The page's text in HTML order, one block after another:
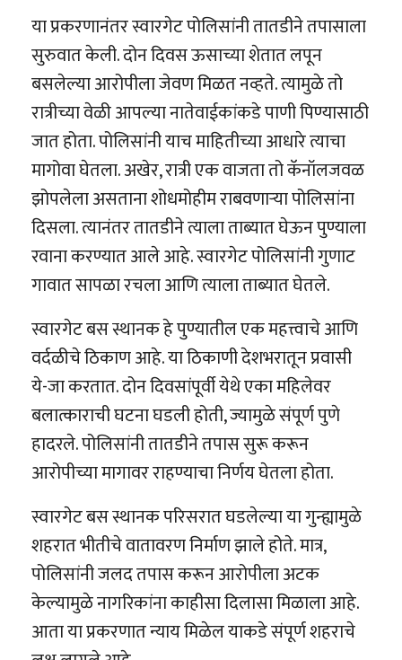
या प्रकरणानंतर स्वारगेट पोलिसांनी तातडीने तपासाला
सुरुवात केली. दोन दिवस ऊसाच्या शेतात लपून
बसलेल्या आरोपीला जेवण मिळत नव्हते. त्यामुळे तो
रात्रीच्या वेळी आपल्या नातेवाईकांकडे पाणी पिण्यासाठी
जात होता. पोलिसांनी याच माहितीच्या आधारे त्याचा
मागोवा घेतला. अखेर, रात्री एक वाजता तो कॅनॉलजवळ
झोपलेला असताना शोधमोहीम राबवणाऱ्या पोलिसांना
दिसला. त्यानंतर तातडीने त्याला ताब्यात घेऊन पुण्याला
रवाना करण्यात आले आहे. स्वारगेट पोलिसांनी गुणाट
गावात सापळा रचला आणि त्याला ताब्यात घेतले.
स्वारगेट बस स्थानक हे पुण्यातील एक महत्त्वाचे आणि
वर्दळीचे ठिकाण आहे. या ठिकाणी देशभरातून प्रवासी
ये-जा करतात. दोन दिवसांपूर्वी येथे एका महिलेवर
बलात्काराची घटना घडली होती, ज्यामुळे संपूर्ण पुणे
हादरले. पोलिसांनी तातडीने तपास सुरू करून
आरोपीच्या मागावर राहण्याचा निर्णय घेतला होता.
स्वारगेट बस स्थानक परिसरात घडलेल्या या गुन्ह्यामुळे
शहरात भीतीचे वातावरण निर्माण झाले होते. मात्र,
पोलिसांनी जलद तपास करून आरोपीला अटक
केल्यामुळे नागरिकांना काहीसा दिलासा मिळाला आहे.
आता या प्रकरणात न्याय मिळेल याकडे संपूर्ण शहराचे